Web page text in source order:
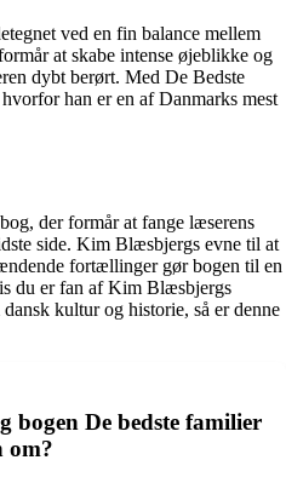
ved en fin balance mellem
at skabe intense øjeblikke og
dybt berørt. Med De Bedste
han er en af Danmarks mest
der formår at fange læserens
side. Kim Blæsbjergs evne til at
fortællinger gør bogen til en
du er fan af Kim Blæsbjergs
kultur og historie, så er denne
bogen De bedste familier
om?